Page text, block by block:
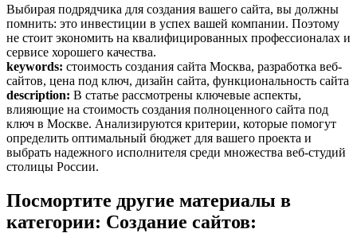
Выбирая подрядчика для создания вашего сайта, вы должны
помнить: это инвестиции в успех вашей компании. Поэтому
не стоит экономить на квалифицированных профессионалах и
сервисе хорошего качества.
keywords: стоимость создания сайта Москва, разработка веб-
сайтов, цена под ключ, дизайн сайта, функциональность сайта
description: В статье рассмотрены ключевые аспекты,
влияющие на стоимость создания полноценного сайта под
ключ в Москве. Анализируются критерии, которые помогут
определить оптимальный бюджет для вашего проекта и
выбрать надежного исполнителя среди множества веб-студий
столицы России.
Посмортите другие материалы в
категории: Создание сайтов: